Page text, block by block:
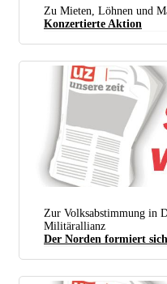
Zu Mieten, Löhnen und
Konzertierte Aktion
Zur Volksabstimmung in
Militärallianz
Der Norden formiert sich